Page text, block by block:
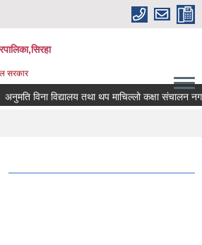
सरकार
विना विद्यालय तथा थप माचिल्लो कक्षा संचालन नगर्न